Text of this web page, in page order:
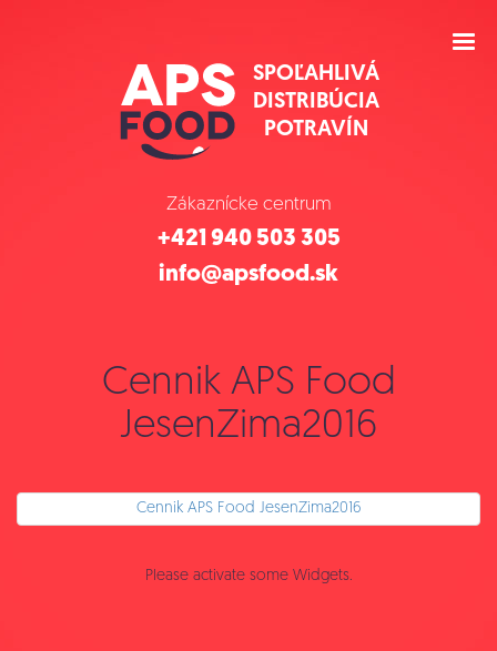
SPOĽAHLIVÁ
DISTRIBÚCIA
POTRAVÍN
Zákaznícke centrum
+421 940 503 305
info@apsfood.sk
Cennik APS Food
JesenZima2016
Cennik APS Food JesenZima2016
Please activate some Widgets.